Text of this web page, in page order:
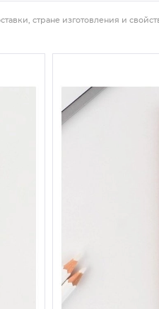
стране изготовления и